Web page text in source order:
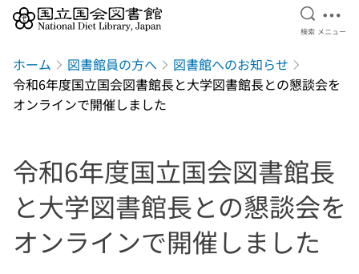
検索を
検索 メ
メニュー
ホーム 図書館員の方へ
図書館へのお知らせ
令和6年度国立国会図書館長と大学図書館長との懇談会を
オンラインで開催しました
令和6年度国立国会図書館長
と大学図書館長との懇談会を
オンラインで開催しました